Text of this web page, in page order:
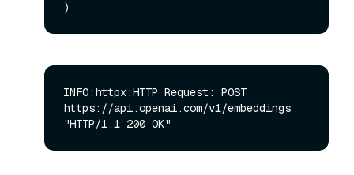
INFO:httpx:HTTP Request: POST
https://api.openai.com/v1/embeddings